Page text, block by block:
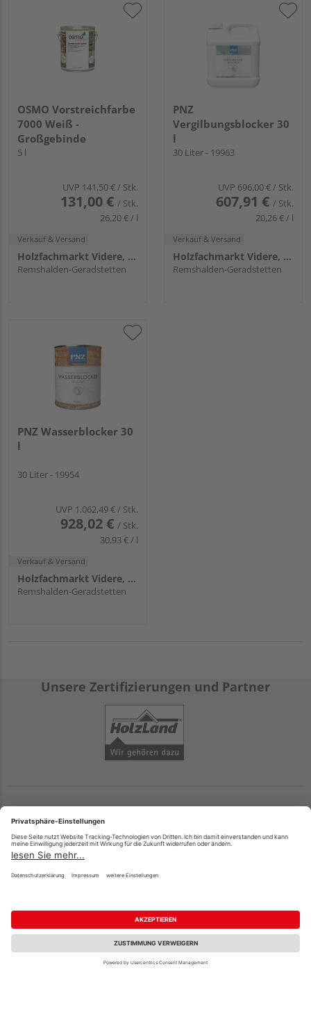
OSMO Vorstreichfarbe
7000 Weiß -
Großgebinde
5 l
UVP 141,50 €/ Stk.
131,00 € / Stk.
26,20 € / l
Verkauf & Versand
Holzfachmarkt Videre, Remshalden
Remshalden-Geradstetten
PNZ
Vergilbungsblocker 30
l
30 Liter - 19963
UVP 696,00 €/ Stk.
607,91 € / Stk.
20,26 € / l
Verkauf & Versand
Holzfachmarkt Videre, Remshalden
Remshalden-Geradstetten
PNZ Wasserblocker 30
l
30 Liter - 19954
UVP 1.062,49 €/ Stk.
928,02 € / Stk.
30,93 € / l
Verkauf & Versand
Holzfachmarkt Videre, Remshalden
Remshalden-Geradstetten
Unsere Zertifizierungen und Partner
Remshalden-Geradstetten
Top-Produkte
Holzplatten
Massivholz